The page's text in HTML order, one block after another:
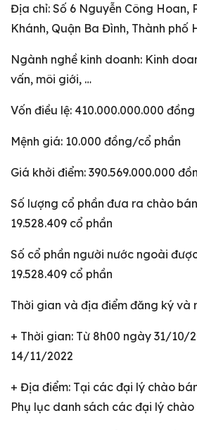
Địa chỉ: Số 6 Nguyễn Công Hoan,
Khánh, Quận Ba Đình, Thành phố
Ngành nghề kinh doanh: Kinh
vấn, môi giới, …
Vốn điều lệ: 410.000.000.000 đồng
Mệnh giá: 10.000 đồng/cổ phần
Giá khởi điểm: 390.569.000.000
Số lượng cổ phần đưa ra chào
19.528.409 cổ phần
Số cổ phần người nước ngoài
19.528.409 cổ phần
Thời gian và địa điểm đăng ký và
+ Thời gian: Từ 8h00 ngày 31/10/
14/11/2022
+ Địa điểm: Tại các đại lý chào
Phụ lục danh sách các đại lý